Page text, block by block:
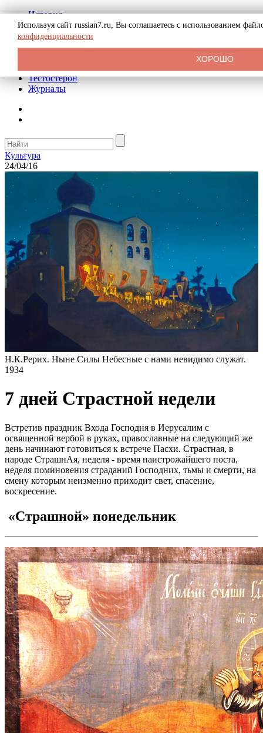
История
Биография
Криминал
Реклама на сайте
Тестостерон
Журналы
Культура
24/04/16
Н.К.Рерих. Ныне Силы Небесные с нами невидимо служат.
1934
7 дней Страстной недели
Встретив праздник Входа Господня в Иерусалим с
освященной вербой в руках, православные на следующий же
день начинают готовиться к встрече Пасхи. Страстная, в
народе СтрашнАя, неделя - время наистрожайшего поста,
неделя поминовения страданий Господних, тьмы и смерти, на
смену которым неизменно приходит свет, спасение,
воскресение.
«Страшной» понедельник
Используя сайт russian7.ru, Вы соглашаетесь с использованием
конфиденциальности
ХОРОШО